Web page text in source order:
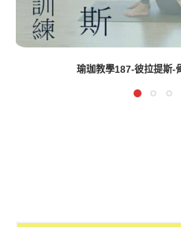
瑜珈教學